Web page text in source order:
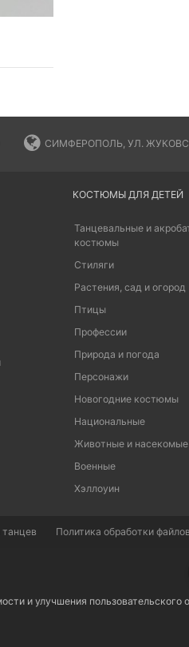
СИМФЕРОПОЛЬ, УЛ.
КОСТЮМЫ ДЛЯ ДЕТЕЙ
Танцевальные и
костюмы
Стиляги
Растения, сад и огород
Птицы
Профессии
Природа и погода
Персонажи
Новогодние костюмы
Национальные
Животные и насекомые
Военные
Хэллоуин
Политика обработки
и улучшения